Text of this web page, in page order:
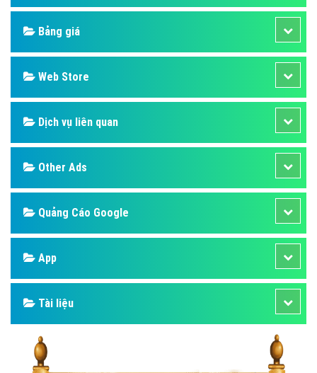
Bảng giá
Web Store
Dịch vụ liên quan
Other Ads
Quảng Cáo Google
App
Tài liệu